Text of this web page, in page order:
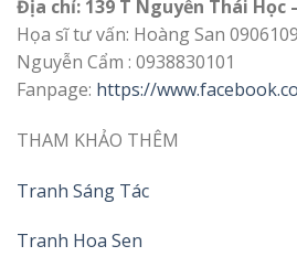
Địa chỉ: 139 T Nguyễn Thái Học
Họa sĩ tư vấn: Hoàng San
Nguyễn Cẩm : 0938830101
Fanpage: https://
THAM KHẢO THÊM
Tranh Sáng Tác
Tranh Hoa Sen